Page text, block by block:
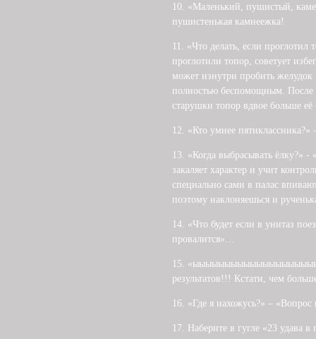
10. «Маленький, пушистый,
пушистенькая камнеежка!
11. «Что делать, если проглотил
проглотили топор, советует
может изнутри пробить желудок
полностью беспомощным. После
старушки топор вдвое больше её
12. «Кто умнее
13. «Когда выбрасывать ёлку?»
закаляет характер и учит
специально сами в палас
поэтому наклоняешься и
14. «Что будет если в унитаз
провалится»…
15.
результатов!!! Кстати, чем
16. «Где я нахожусь?» – «Вопрос
17. Наберите в гугле «23 удава